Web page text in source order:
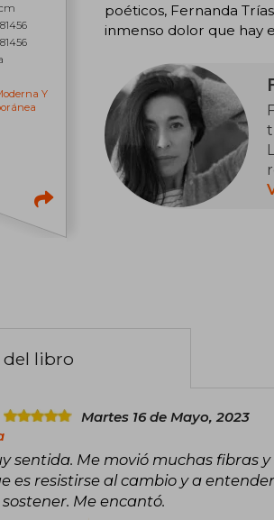
Y
poéticos, Fernanda
inmenso dolor que hay
libro
Martes 16 de Mayo, 2023
sentida. Me movió muchas fibras
es resistirse al cambio y a
Me encantó.